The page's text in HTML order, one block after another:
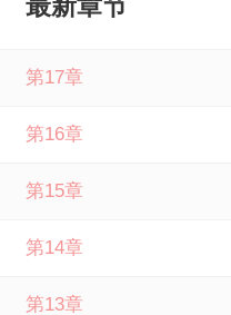
第17章
第16章
第15章
第14章
第13章